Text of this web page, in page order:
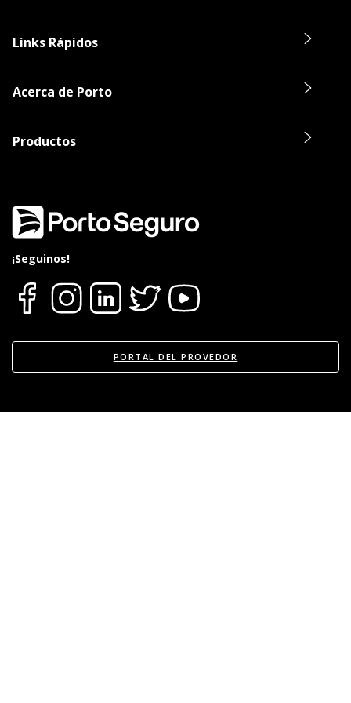
Links Rápidos
Acerca de Porto
Productos
¡Seguinos!
PORTAL DEL PROVEDOR